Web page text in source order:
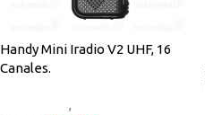
Handy Mini Iradio V2 UHF, 16
Canales.
,